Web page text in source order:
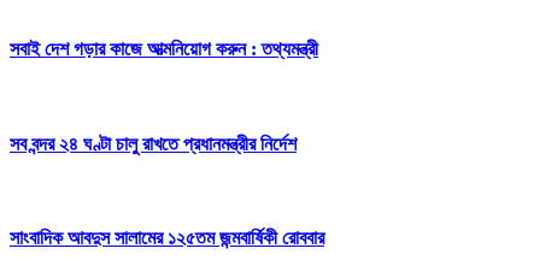
সবাই দেশ গড়ার কাজে আত্মনিয়োগ করুন : তথ্যমন্ত্রী
সব বন্দর ২৪ ঘণ্টা চালু রাখতে প্রধানমন্ত্রীর নির্দেশ
সাংবাদিক আবদুস সালামের ১২৫তম জন্মবার্ষিকী রোববার